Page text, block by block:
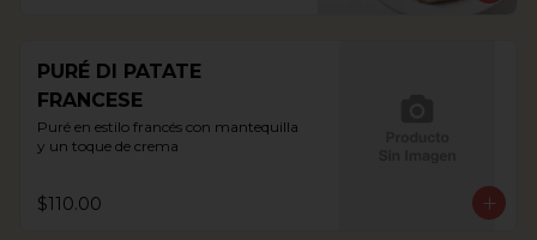
PURÉ DI PATATE
FRANCESE
Puré en estilo francés con mantequilla
y un toque de crema
$110.00